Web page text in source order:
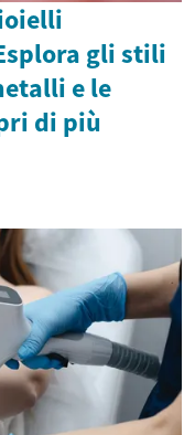
gli stili
e le
di più